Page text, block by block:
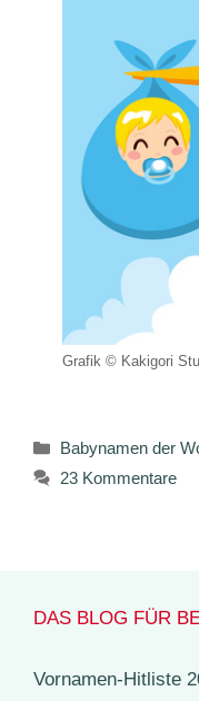
Grafik © Kakigori
Kategorien
Babynamen der
23 Kommentare
DAS BLOG FÜR
Vornamen-Hitliste